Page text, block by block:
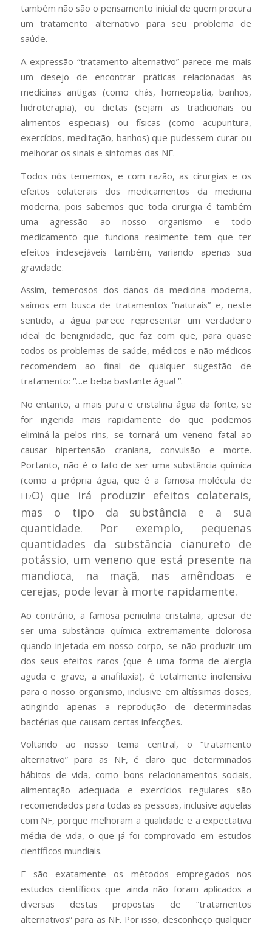
também não são o pensamento inicial de quem procura
um tratamento alternativo para seu problema de
saúde.
A expressão “tratamento alternativo” parece-me mais
um desejo de encontrar práticas relacionadas às
medicinas antigas (como chás, homeopatia, banhos,
hidroterapia), ou dietas (sejam as tradicionais ou
alimentos especiais) ou físicas (como acupuntura,
exercícios, meditação, banhos) que pudessem curar ou
melhorar os sinais e sintomas das NF.
Todos nós tememos, e com razão, as cirurgias e os
efeitos colaterais dos medicamentos da medicina
moderna, pois sabemos que toda cirurgia é também
uma agressão ao nosso organismo e todo
medicamento que funciona realmente tem que ter
efeitos indesejáveis também, variando apenas sua
gravidade.
Assim, temerosos dos danos da medicina moderna,
saímos em busca de tratamentos “naturais” e, neste
sentido, a água parece representar um verdadeiro
ideal de benignidade, que faz com que, para quase
todos os problemas de saúde, médicos e não médicos
recomendem ao final de qualquer sugestão de
tratamento: “…e beba bastante água! ”.
No entanto, a mais pura e cristalina água da fonte, se
for ingerida mais rapidamente do que podemos
eliminá-la pelos rins, se tornará um veneno fatal ao
causar hipertensão craniana, convulsão e morte.
Portanto, não é o fato de ser uma substância química
(como a própria água, que é a famosa molécula de
H2O) que irá produzir efeitos colaterais,
mas o tipo da substância e a sua
quantidade. Por exemplo, pequenas
quantidades da substância cianureto de
potássio, um veneno que está presente na
mandioca, na maçã, nas amêndoas e
cerejas, pode levar à morte rapidamente.
Ao contrário, a famosa penicilina cristalina, apesar de
ser uma substância química extremamente dolorosa
quando injetada em nosso corpo, se não produzir um
dos seus efeitos raros (que é uma forma de alergia
aguda e grave, a anafilaxia), é totalmente inofensiva
para o nosso organismo, inclusive em altíssimas doses,
atingindo apenas a reprodução de determinadas
bactérias que causam certas infecções.
Voltando ao nosso tema central, o “tratamento
alternativo” para as NF, é claro que determinados
hábitos de vida, como bons relacionamentos sociais,
alimentação adequada e exercícios regulares são
recomendados para todas as pessoas, inclusive aquelas
com NF, porque melhoram a qualidade e a expectativa
média de vida, o que já foi comprovado em estudos
científicos mundiais.
E são exatamente os métodos empregados nos
estudos científicos que ainda não foram aplicados a
diversas destas propostas de “tratamentos
alternativos” para as NF. Por isso, desconheço qualquer